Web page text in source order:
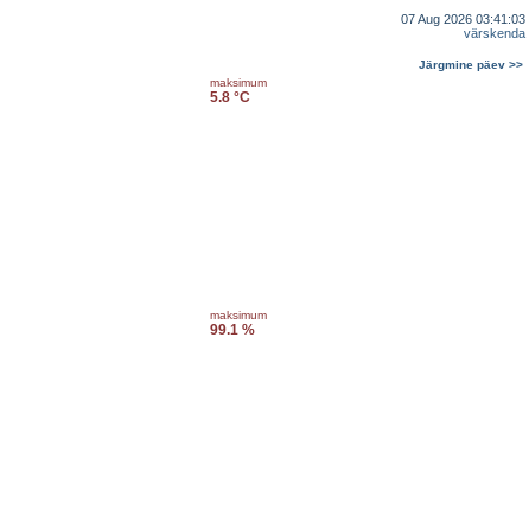
07 Aug 2026 03:41:03
värskenda
Järgmine päev >>
maksimum
5.8 °C
maksimum
99.1 %